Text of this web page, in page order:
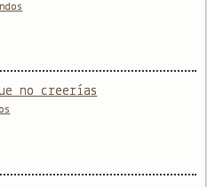
no creerías